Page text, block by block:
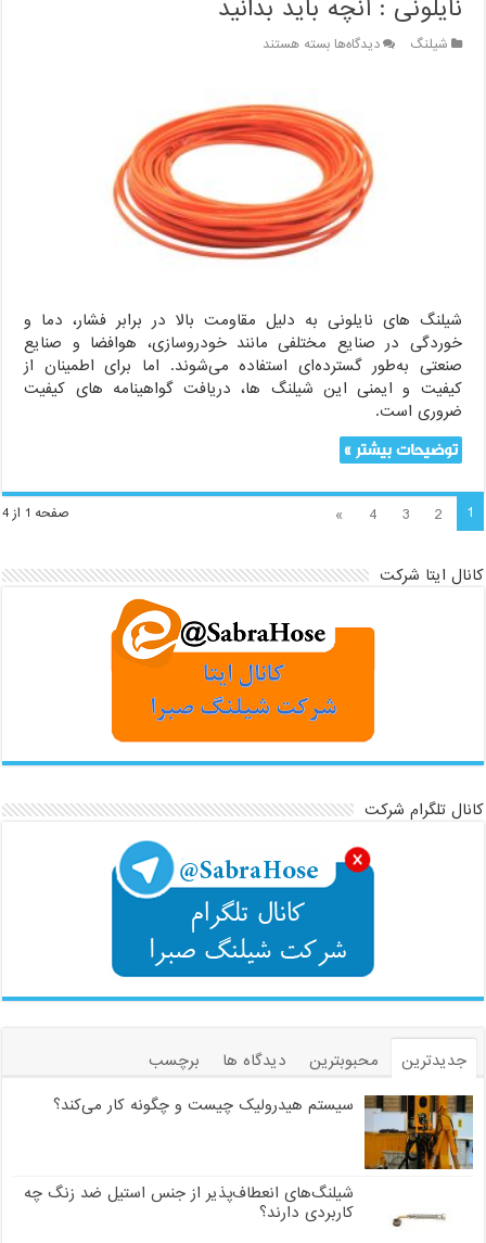
نایلونی : آنچه باید بدانید
شیلنگ دیدگاه‌هابرای
کیفیت
برای
شیلنگ
های
نایلونی
:
آنچه
باید
بدانید
بسته هستند
شیلنگ های نایلونی به دلیل مقاومت بالا در برابر فشار، دما و
خوردگی در صنایع مختلفی مانند خودروسازی، هوافضا و صنایع
صنعتی به‌طور گسترده‌ای استفاده می‌شوند. اما برای اطمینان از
کیفیت و ایمنی این شیلنگ ها، دریافت گواهینامه های کیفیت
ضروری است.
توضیحات بیشتر »
صفحه 1 از 4 1
2
3
4
»
کانال ایتا شرکت
کانال تلگرام شرکت
جدیدترین محبوبترین دیدگاه ها
برچسب
سیستم هیدرولیک چیست و چگونه کار می‌کند؟
شیلنگ‌های انعطاف‌پذیر از جنس استیل ضد زنگ چه
کاربردی دارند؟